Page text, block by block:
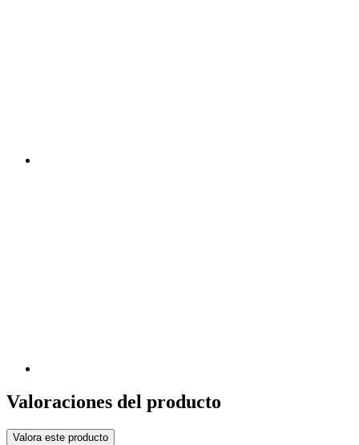
Valoraciones del producto
Valora este producto